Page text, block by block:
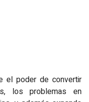
el poder de convertir
los problemas en